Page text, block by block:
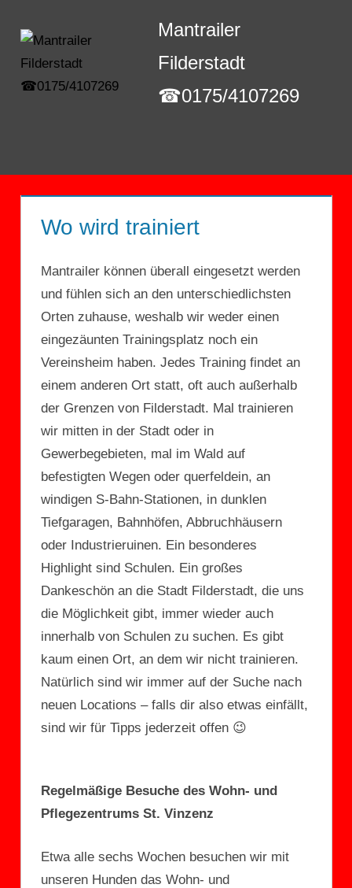
Inhalt
springen
Mantrailer
Filderstadt
☎0175/4107269
Wo wird trainiert
Mantrailer können überall eingesetzt werden
und fühlen sich an den unterschiedlichsten
Orten zuhause, weshalb wir weder einen
eingezäunten Trainingsplatz noch ein
Vereinsheim haben. Jedes Training findet an
einem anderen Ort statt, oft auch außerhalb
der Grenzen von Filderstadt. Mal trainieren
wir mitten in der Stadt oder in
Gewerbegebieten, mal im Wald auf
befestigten Wegen oder querfeldein, an
windigen S-Bahn-Stationen, in dunklen
Tiefgaragen, Bahnhöfen, Abbruchhäusern
oder Industrieruinen. Ein besonderes
Highlight sind Schulen. Ein großes
Dankeschön an die Stadt Filderstadt, die uns
die Möglichkeit gibt, immer wieder auch
innerhalb von Schulen zu suchen. Es gibt
kaum einen Ort, an dem wir nicht trainieren.
Natürlich sind wir immer auf der Suche nach
neuen Locations – falls dir also etwas einfällt,
sind wir für Tipps jederzeit offen 😉
Regelmäßige Besuche des Wohn- und
Pflegezentrums St. Vinzenz
Etwa alle sechs Wochen besuchen wir mit
unseren Hunden das Wohn- und